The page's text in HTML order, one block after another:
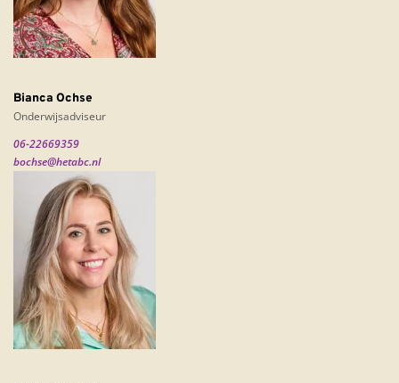
Bianca Ochse
Onderwijsadviseur
06-22669359
bochse@hetabc.nl